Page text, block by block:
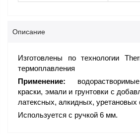
Описание
Изготовлены по технологии
термоплавления
Применение:
краски, эмали и грунтовки с
латексных, алкидных, уретановых
Используется с ручкой 6 мм.